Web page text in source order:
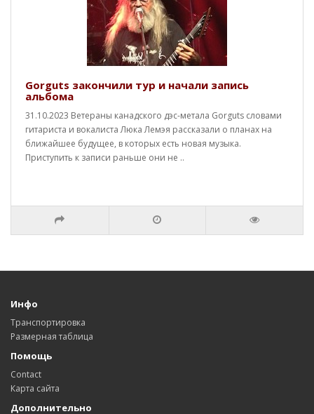
Gorguts закончили тур и начали запись
альбома
31.10.2023 Ветераны канадского дэс-метала Gorguts словами
гитариста и вокалиста Люка Лемэя рассказали о планах на
ближайшее будущее, в которых есть новая музыка.
Приступить к записи раньше они не ..
Инфо
Транспортировка
Размерная таблица
Помощь
Contact
Карта сайта
Дополнительно